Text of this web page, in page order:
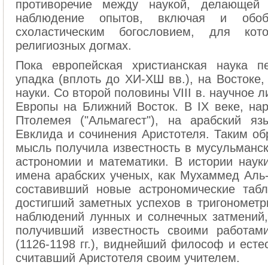
противоречие между наукой,
наблюдение опытов, включая и
схоластическим богословием, для
религиозных догмах.
Пока европейская христианская наука
упадка (вплоть до ХИ-ХШ вв.), на Востоке,
науки. Со второй половины VIII в. научное
Европы на Ближний Восток. В IX веке,
Птолемея ("Альмагест"), на арабский
Евклида и сочинения Аристотеля. Таким
мысль получила известность в
астрономии и математики. В истории
имена арабских ученых, как Мухаммед
составивший новые астрономические
достигший заметных успехов в
наблюдений лунных и солнечных
получивший известность своими
(1126-1198 гг.), виднейший философ и
считавший Аристотеля своим учителем.